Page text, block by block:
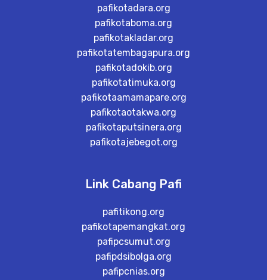
pafikotadara.org
pafikotaboma.org
pafikotakladar.org
pafikotatembagapura.org
pafikotadokib.org
pafikotatimuka.org
pafikotaamamapare.org
pafikotaotakwa.org
pafikotaputsinera.org
pafikotajebegot.org
Link Cabang Pafi
pafitikong.org
pafikotapemangkat.org
pafipcsumut.org
pafipdsibolga.org
pafipcnias.org